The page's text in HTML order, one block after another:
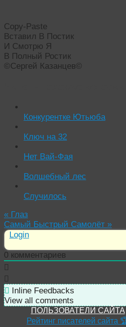
Copy-Paste
Вставил В Постик
И Смотрю Я
В Полный Ростик
©Сергей Казанцев©
Конкурентке Ютьюба
Ключ на 32
Нет Вай-Фая
Волшебный лес
Случилось
« Глаз
Самый Быстрый Самолёт »
Login
0 комментариев
Inline Feedbacks
View all comments
ПОЛЬЗОВАТЕЛИ САЙТА
Рейтинг писателей сайта